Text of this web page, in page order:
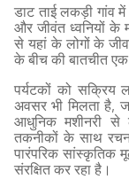
डाट ताई लकड़ी गांव
और जीवंत ध्वनियों के
से यहां के लोगों के
के बीच की बातचीत एक
पर्यटकों को सक्रिय
अवसर भी मिलता है,
आधुनिक मशीनरी से
तकनीकों के साथ
पारंपरिक सांस्कृतिक
संरक्षित कर रहा है।